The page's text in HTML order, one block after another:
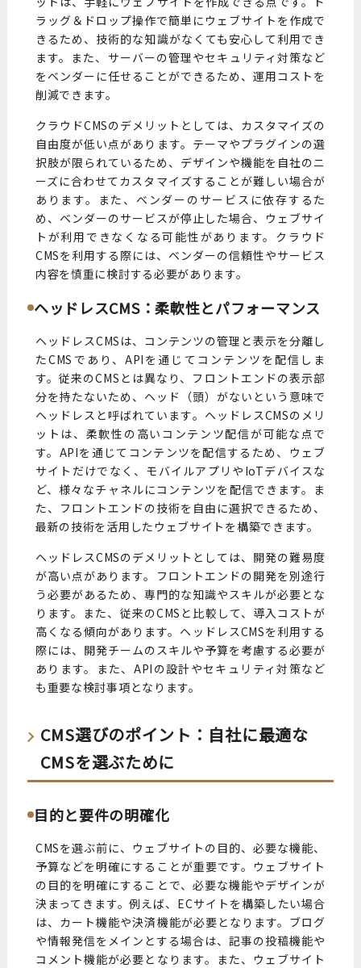
ラッグ＆ドロップ操作で簡単にウェブサイトを作成で
きるため、技術的な知識がなくても安心して利用でき
ます。また、サーバーの管理やセキュリティ対策など
をベンダーに任せることができるため、運用コストを
削減できます。
クラウドCMSのデメリットとしては、カスタマイズの
自由度が低い点があります。テーマやプラグインの選
択肢が限られているため、デザインや機能を自社のニ
ーズに合わせてカスタマイズすることが難しい場合が
あります。また、ベンダーのサービスに依存するた
め、ベンダーのサービスが停止した場合、ウェブサイ
トが利用できなくなる可能性があります。クラウド
CMSを利用する際には、ベンダーの信頼性やサービス
内容を慎重に検討する必要があります。
ヘッドレスCMS：柔軟性とパフォーマンス
ヘッドレスCMSは、コンテンツの管理と表示を分離し
たCMSであり、APIを通じてコンテンツを配信しま
す。従来のCMSとは異なり、フロントエンドの表示部
分を持たないため、ヘッド（頭）がないという意味で
ヘッドレスと呼ばれています。ヘッドレスCMSのメリ
ットは、柔軟性の高いコンテンツ配信が可能な点で
す。APIを通じてコンテンツを配信するため、ウェブ
サイトだけでなく、モバイルアプリやIoTデバイスな
ど、様々なチャネルにコンテンツを配信できます。ま
た、フロントエンドの技術を自由に選択できるため、
最新の技術を活用したウェブサイトを構築できます。
ヘッドレスCMSのデメリットとしては、開発の難易度
が高い点があります。フロントエンドの開発を別途行
う必要があるため、専門的な知識やスキルが必要とな
ります。また、従来のCMSと比較して、導入コストが
高くなる傾向があります。ヘッドレスCMSを利用する
際には、開発チームのスキルや予算を考慮する必要が
あります。また、APIの設計やセキュリティ対策など
も重要な検討事項となります。
CMS選びのポイント：自社に最適な
CMSを選ぶために
目的と要件の明確化
CMSを選ぶ前に、ウェブサイトの目的、必要な機能、
予算などを明確にすることが重要です。ウェブサイト
の目的を明確にすることで、必要な機能やデザインが
決まってきます。例えば、ECサイトを構築したい場合
は、カート機能や決済機能が必要となります。ブログ
や情報発信をメインとする場合は、記事の投稿機能や
コメント機能が必要となります。また、ウェブサイト